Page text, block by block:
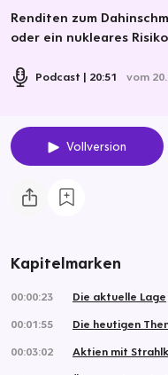
Renditen zum
oder ein nukleares
Podcast 20:51 vom
Vollversion
Kapitelmarken
00:00:23
Die aktuelle Lage
00:01:55
Die heutigen
00:03:02
Aktien mit